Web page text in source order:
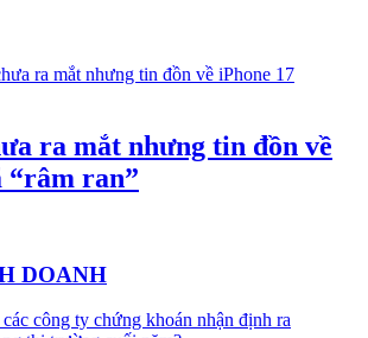
ra mắt nhưng tin đồn về
“râm ran”
DOANH